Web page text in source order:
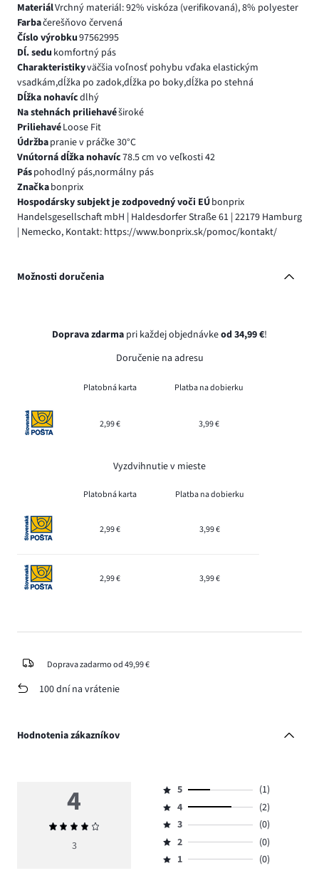
MateriálVrchný materiál: 92% viskóza (verifikovaná), 8% polyester
Farbačerešňovo červená
Číslo výrobku97562995
Dĺ. sedu komfortný pás
Charakteristikyväčšia voľnosť pohybu vďaka elastickým
vsadkám,dĺžka po zadok,dĺžka po boky,dĺžka po stehná
Dĺžka nohavícdlhý
Na stehnách priliehavéširoké
PriliehavéLoose Fit
Údržbapranie v práčke 30°C
Vnútorná dĺžka nohavíc78.5 cm vo veľkosti 42
Páspohodlný pás,normálny pás
Značkabonprix
Hospodársky subjekt je zodpovedný voči EÚbonprix
Handelsgesellschaft mbH | Haldesdorfer Straße 61 | 22179 Hamburg
| Nemecko, Kontakt: https://www.bonprix.sk/pomoc/kontakt/
Možnosti doručenia
Doprava zdarma pri každej objednávkeod 34,99 €!
Doručenie na adresu
Platobná karta Platba na dobierku
2,99 € 3,99 €
Vyzdvihnutie v mieste
Platobná karta Platba na dobierku
2,99 € 3,99 €
2,99 € 3,99 €
Doprava zadarmo od 49,99 €
100 dní na vrátenie
Hodnotenia zákazníkov
4
Priemerné
hodnotenie
3
Hodnotenie
5,
počet
hlasov
1.
5
(1)
Hodnotenie
4,
počet
hlasov
4
(2)
Hodnotenie
3,
počet
3
(0)
Hodnotenie
2,
2
(0)
Hodnotenie
1 (0)